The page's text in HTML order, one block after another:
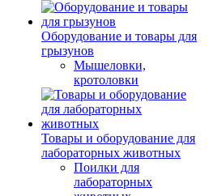
Оборудование и товары для
грызунов
Мышеловки,
кротоловки
Товары и оборудование для
лабораторных животных
Поилки для
лабораторных